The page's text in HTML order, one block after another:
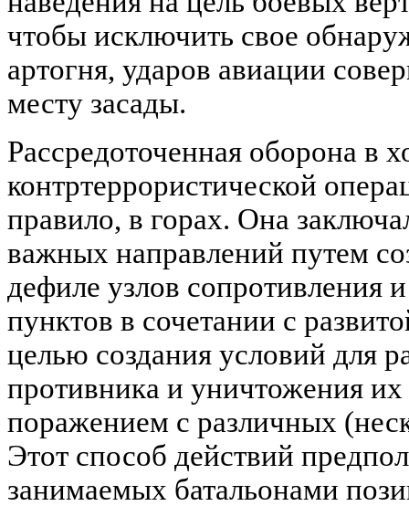
чтобы исключить свое
артогня, ударов авиации
месту засады.
Рассредоточенная оборона в
контртеррористической
правило, в горах. Она
важных направлений путем
дефиле узлов сопротивления
пунктов в сочетании с
целью создания условий для
противника и уничтожения
поражением с различных
Этот способ действий
занимаемых батальонами